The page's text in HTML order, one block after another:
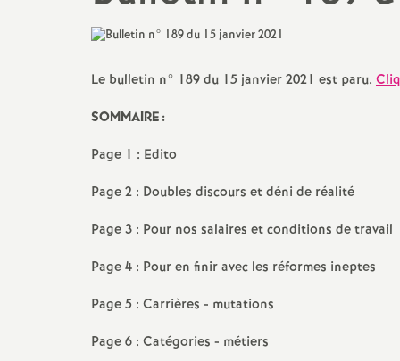
Vie du SNES-FSU
Photos Manifestations
Egalité femmes/hommes
TZR
CPE, Psy-En, GRETA
AESH, AED
Professeur.es
Le bulletin n° 189 du 15 janvier 2021 est paru.
SOMMAIRE :
Page 1 : Edito
Page 2 : Doubles discours et déni de réalité
Page 3 : Pour nos salaires et conditions de travail
Page 4 : Pour en finir avec les réformes ineptes
Page 5 : Carrières - mutations
Page 6 : Catégories - métiers